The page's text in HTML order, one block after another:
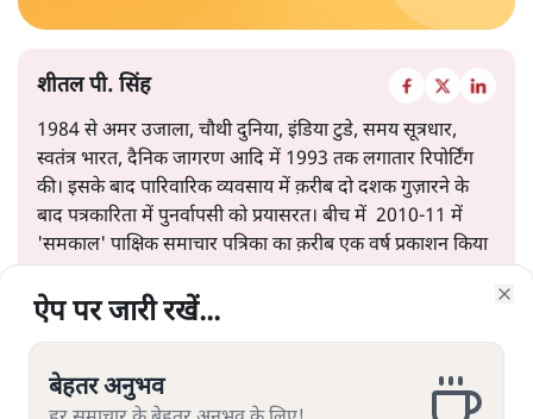
शीतल पी. सिंह
1984 से अमर उजाला, चौथी दुनिया, इंडिया टुडे, समय सूत्रधार,
स्वतंत्र भारत, दैनिक जागरण आदि में 1993 तक लगातार रिपोर्टिंग
की। इसके बाद पारिवारिक व्यवसाय में क़रीब दो दशक गुज़ारने के
बाद पत्रकारिता में पुनर्वापसी को प्रयासरत। बीच में 2010-11 में
'समकाल' पाक्षिक समाचार पत्रिका का क़रीब एक वर्ष प्रकाशन किया
शीतल पी. सिंहकी और स्टोरी पढ़ें
ऐप पर जारी रखें...
बेहतर अनुभव
ऐप पर जारी रखें...
बेहतर अनुभव
ऐप पर जारी रखें...
बेहतर अनुभव
ऐप पर जारी रखें...
बेहतर अनुभव
ऐप पर जारी रखें...
बेहतर अनुभव
ऐप पर जारी रखें...
बेहतर अनुभव
ऐप पर जारी रखें...
बेहतर अनुभव